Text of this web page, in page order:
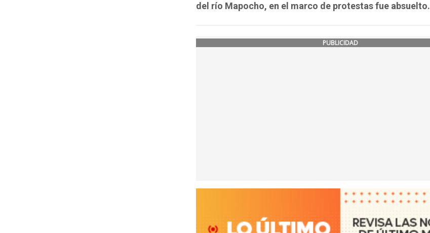
del río Mapocho, en el marco de protestas fue absuelto.
PUBLICIDAD